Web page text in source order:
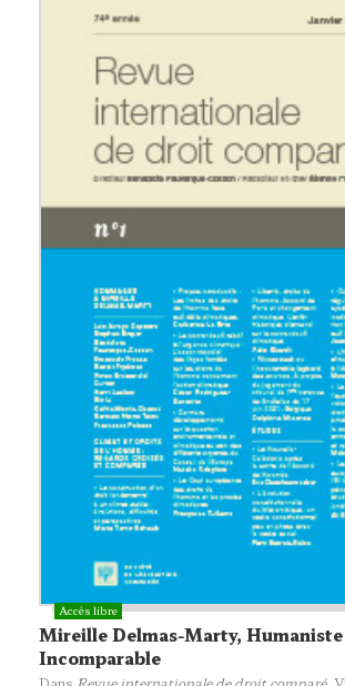
Mireille Delmas-Marty, Humaniste
Incomparable